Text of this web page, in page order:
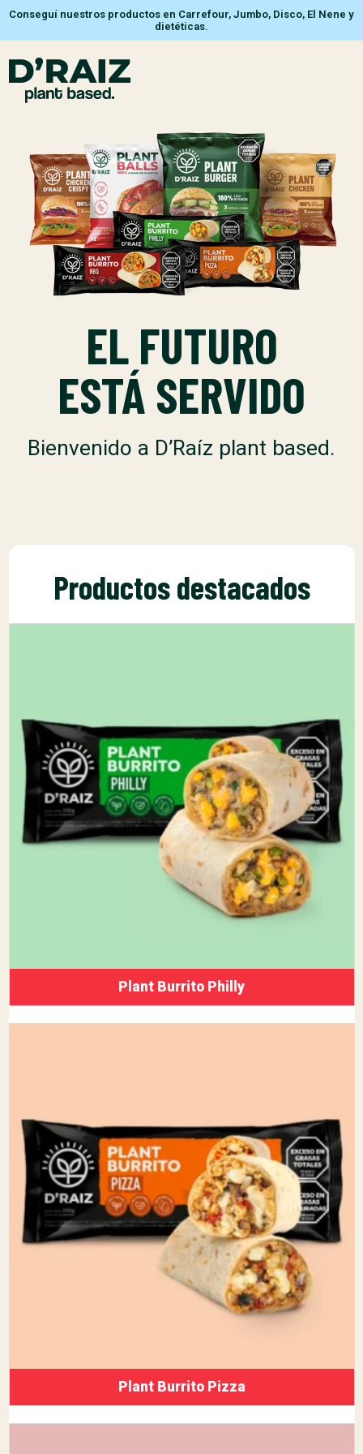
Conseguí nuestros productos en Carrefour, Jumbo, Disco, El Nene y
dietéticas.
EL FUTURO
ESTÁ SERVIDO
Bienvenido a D’Raíz plant based.
Productos destacados
Plant Burrito Philly
Plant Burrito Pizza